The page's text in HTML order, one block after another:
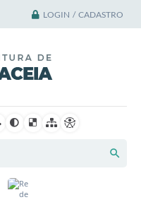
LOGIN / CADASTRO